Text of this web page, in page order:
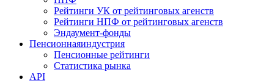
Рейтинги УК от рейтинговых агенств
Рейтинги НПФ от рейтинговых агенств
Эндаумент-фонды
Пенсионнаяиндустрия
Пенсионные рейтинги
Статистика рынка
API